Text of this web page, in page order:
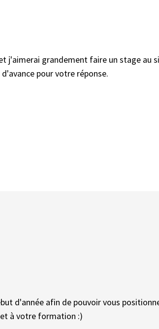
j'aimerai grandement faire un stage au
pour votre réponse.
d'année afin de pouvoir vous
à votre formation :)